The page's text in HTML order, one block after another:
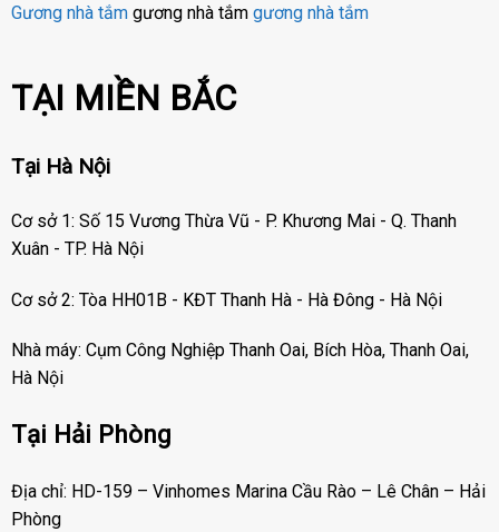
Gương nhà tắmgương nhà tắm gương nhà tắm
TẠI MIỀN BẮC
Tại Hà Nội
Cơ sở 1: Số 15 Vương Thừa Vũ - P. Khương Mai - Q. Thanh
Xuân - TP. Hà Nội
Cơ sở 2: Tòa HH01B - KĐT Thanh Hà - Hà Đông - Hà Nội
Nhà máy: Cụm Công Nghiệp Thanh Oai, Bích Hòa, Thanh Oai,
Hà Nội
Tại Hải Phòng
Địa chỉ: HD-159 – Vinhomes Marina Cầu Rào – Lê Chân – Hải
Phòng